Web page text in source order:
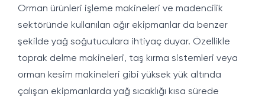
Orman ürünleri işleme makineleri ve madencilik
sektöründe kullanılan ağır ekipmanlar da benzer
şekilde yağ soğutuculara ihtiyaç duyar. Özellikle
toprak delme makineleri, taş kırma sistemleri veya
orman kesim makineleri gibi yüksek yük altında
çalışan ekipmanlarda yağ sıcaklığı kısa sürede